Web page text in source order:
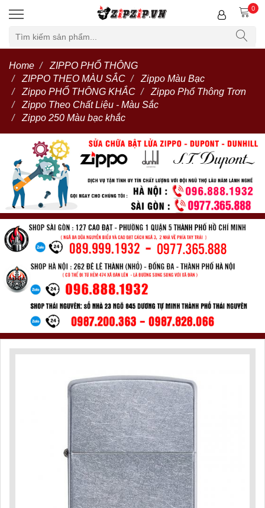
0
Home
ZIPPO PHỔ THÔNG
ZIPPO THEO MÀU SẮC
Zippo Màu Bạc
Zippo PHỔ THÔNG KHẮC
Zippo Phổ Thông Trơn
Zippo Theo Chất Liệu - Màu Sắc
Zippo 250 Màu bạc khắc